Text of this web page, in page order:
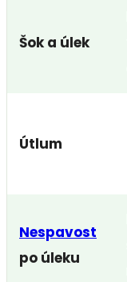
Šok a úlek
Útlum
Nespavost
po úleku